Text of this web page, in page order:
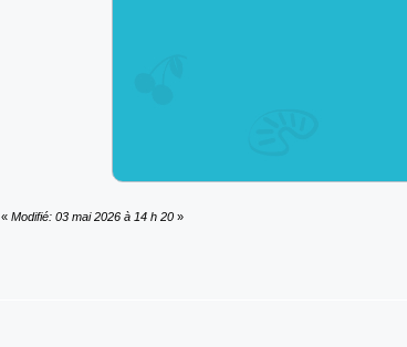
«Modifié: 03 mai 2026 à 14 h 20»